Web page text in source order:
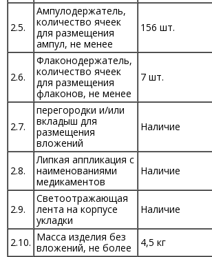
2.5.
Ампулодержатель,
количество ячеек
для размещения
ампул, не менее
156 шт.
2.6.
Флаконодержатель,
количество ячеек
для размещения
флаконов, не менее
7 шт.
2.7.
перегородки и/или
вкладыш для
размещения
вложений
Наличие
2.8.
Липкая аппликация с
наименованиями
медикаментов
Наличие
2.9.
Светоотражающая
лента на корпусе
укладки
Наличие
2.10. Масса изделия без
вложений, не более
4,5 кг